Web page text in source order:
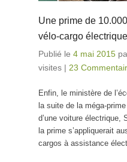
Une prime de
vélo-cargo électrique
Publié le 4 mai 2015
visites | 23
Enfin, le ministère de
la suite de la méga-
d’une voiture électrique,
la prime s’appliquerait
cargos à assistance